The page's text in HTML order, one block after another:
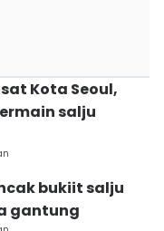
Kota Seoul,
salju
bukiit salju
gantung